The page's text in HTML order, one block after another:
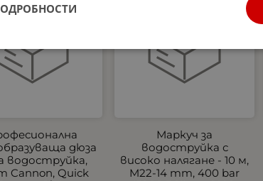
дюза
водоструйка,
Cannon, Quick
Маркуч за
водоструйка с
високо налягане - 10 м,
M22-14 mm, 400 bar